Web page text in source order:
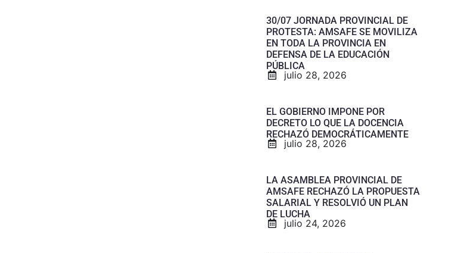
30/07 JORNADA PROVINCIAL DE
PROTESTA: AMSAFE SE MOVILIZA
EN TODA LA PROVINCIA EN
DEFENSA DE LA EDUCACIÓN
PÚBLICA
julio 28, 2026
EL GOBIERNO IMPONE POR
DECRETO LO QUE LA DOCENCIA
RECHAZÓ DEMOCRÁTICAMENTE
julio 28, 2026
LA ASAMBLEA PROVINCIAL DE
AMSAFE RECHAZÓ LA PROPUESTA
SALARIAL Y RESOLVIÓ UN PLAN
DE LUCHA
julio 24, 2026